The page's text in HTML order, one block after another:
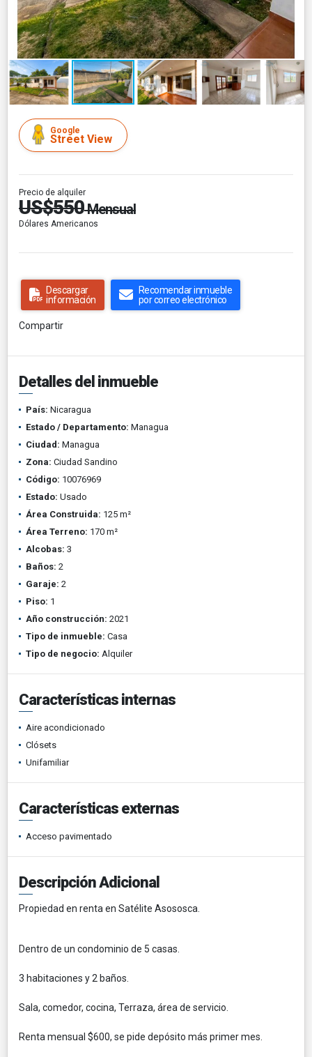
Google
Street View
Precio de alquiler
US$550Mensual
Dólares Americanos
Descargar
información
Recomendar inmueble
por correo electrónico
Compartir
Detalles del inmueble
País: Nicaragua
Estado / Departamento: Managua
Ciudad: Managua
Zona: Ciudad Sandino
Código: 10076969
Estado: Usado
Área Construida: 125 m²
Área Terreno: 170 m²
Alcobas: 3
Baños: 2
Garaje: 2
Piso: 1
Año construcción: 2021
Tipo de inmueble: Casa
Tipo de negocio: Alquiler
Características internas
Aire acondicionado
Clósets
Unifamiliar
Características externas
Acceso pavimentado
Descripción Adicional
Propiedad en renta en Satélite Asososca.
Dentro de un condominio de 5 casas.
3 habitaciones y 2 baños.
Sala, comedor, cocina, Terraza, área de servicio.
Renta mensual $600, se pide depósito más primer mes.